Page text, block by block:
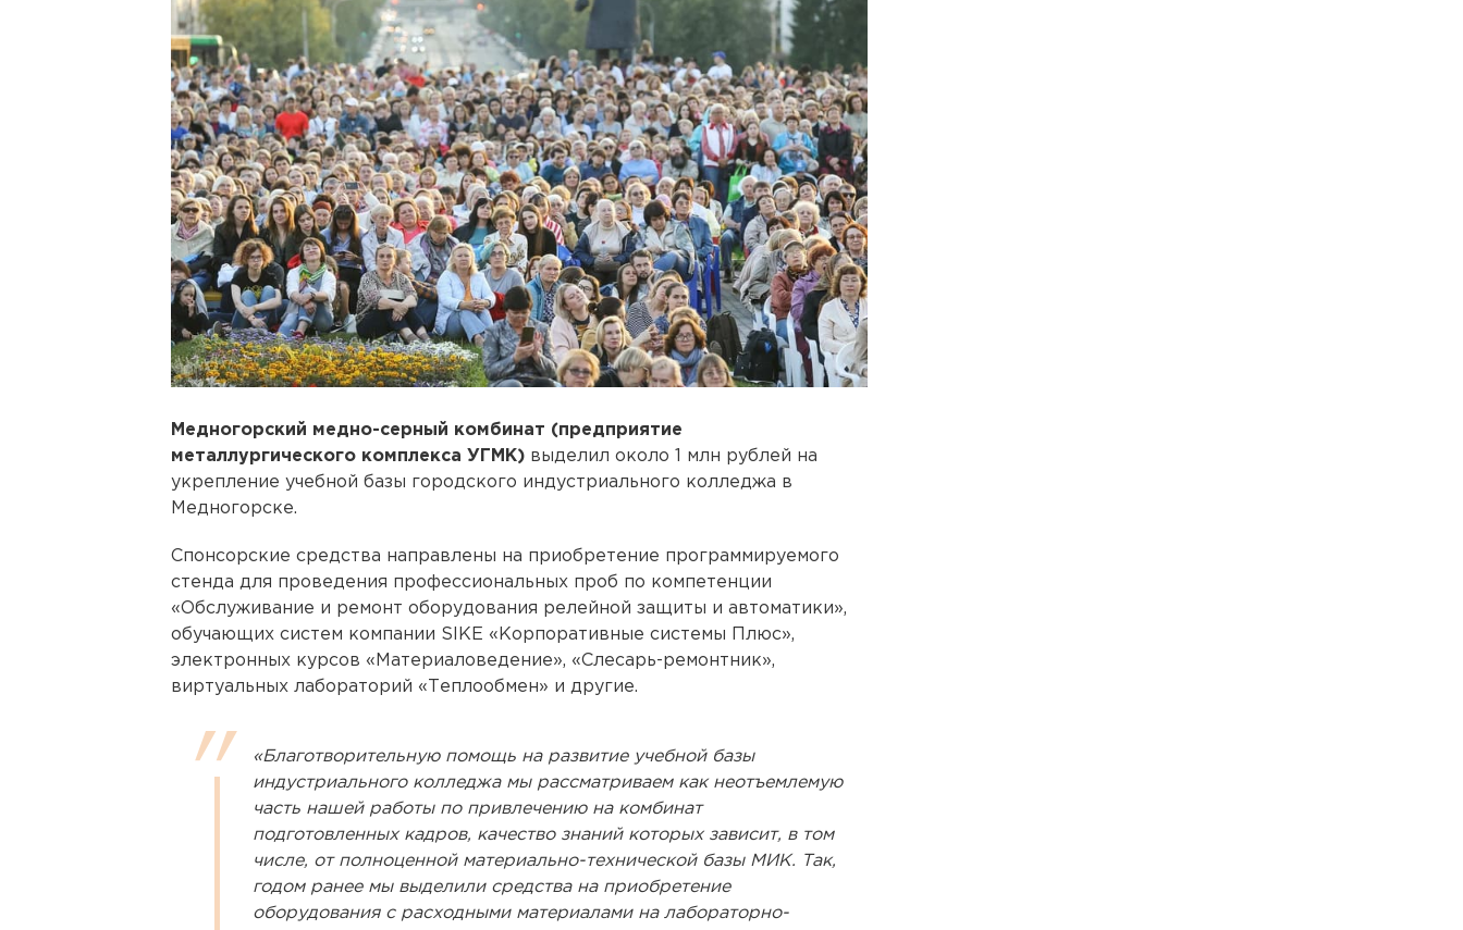
Медногорский медно-серный комбинат (предприятие
металлургического комплекса УГМК) выделил около 1 млн рублей на
укрепление учебной базы городского индустриального колледжа в
Медногорске.
Спонсорские средства направлены на приобретение программируемого
стенда для проведения профессиональных проб по компетенции
«Обслуживание и ремонт оборудования релейной защиты и автоматики»,
обучающих систем компании SIKE «Корпоративные системы Плюс»,
электронных курсов «Материаловедение», «Слесарь-ремонтник»,
виртуальных лабораторий «Теплообмен» и другие.
«Благотворительную помощь на развитие учебной базы
индустриального колледжа мы рассматриваем как неотъемлемую
часть нашей работы по привлечению на комбинат
подготовленных кадров, качество знаний которых зависит, в том
числе, от полноценной материально-технической базы МИК. Так,
годом ранее мы выделили средства на приобретение
оборудования с расходными материалами на лабораторно-